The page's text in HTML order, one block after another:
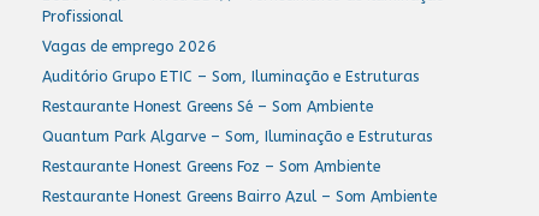
Profissional
Vagas de emprego 2026
Auditório Grupo ETIC – Som, Iluminação e Estruturas
Restaurante Honest Greens Sé – Som Ambiente
Quantum Park Algarve – Som, Iluminação e Estruturas
Restaurante Honest Greens Foz – Som Ambiente
Restaurante Honest Greens Bairro Azul – Som Ambiente